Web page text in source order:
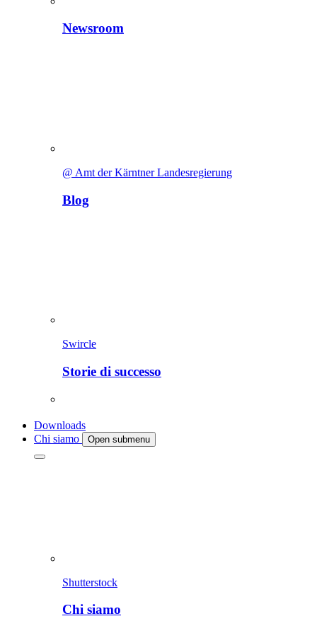
Newsroom
@ Amt der Kärntner Landesregierung
Blog
Swircle
Storie di successo
Downloads
Chi siamo
Open submenu
Shutterstock
Chi siamo